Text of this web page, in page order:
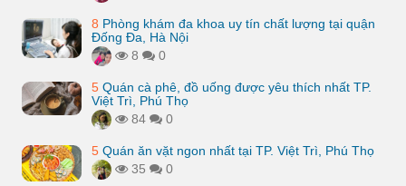
8 Phòng khám đa khoa uy tín chất lượng tại quận
Đống Đa, Hà Nội
8
0
5 Quán cà phê, đồ uống được yêu thích nhất TP.
Việt Trì, Phú Thọ
84
0
5 Quán ăn vặt ngon nhất tại TP. Việt Trì, Phú Thọ
35
0